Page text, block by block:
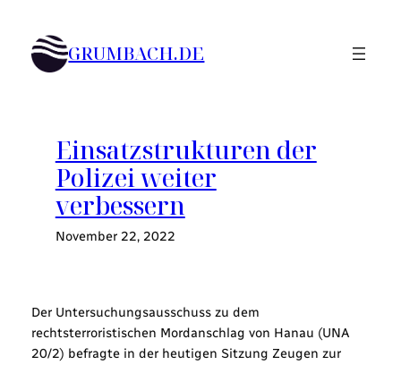
Inhalt
springen GRUMBACH.DE
Einsatzstrukturen der
Polizei weiter
verbessern
November 22, 2022
Der Untersuchungsausschuss zu dem
rechtsterroristischen Mordanschlag von Hanau (UNA
20/2) befragte in der heutigen Sitzung Zeugen zur